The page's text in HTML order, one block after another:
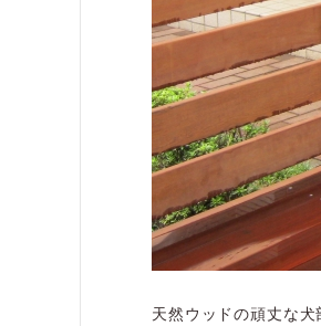
天然ウッドの頑丈な犬